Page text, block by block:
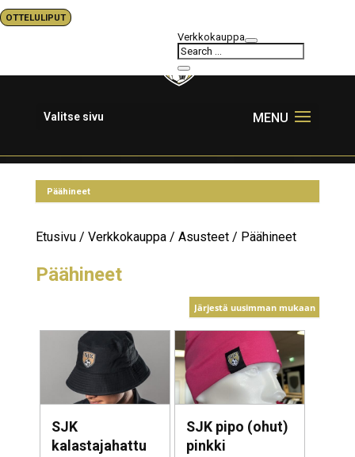
OTTELULIPUT
Verkkokauppa
Valitse sivu
Etusivu/ Verkkokauppa/ Asusteet/ Päähineet
Päähineet
SJK
kalastajahattu
SJK pipo (ohut)
pinkki